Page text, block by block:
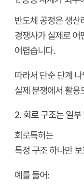
반도체 공정은 생산
경쟁사가 실제로 어
어렵습니다.
따라서 단순 단계
실제 분쟁에서 활용
2. 회로 구조는 일
회로특허는
특정 구조 하나만
예를 들어: